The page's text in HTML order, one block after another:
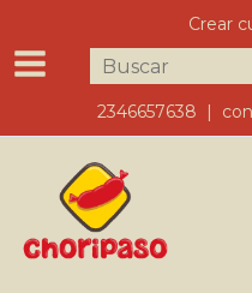
Crear
2346657638 |